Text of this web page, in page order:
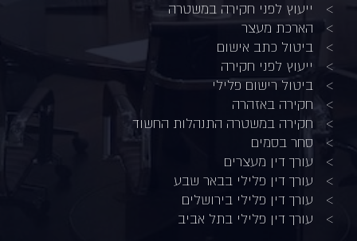
ייעוץ לפני חקירה במשטרה
הארכת מעצר
ביטול כתב אישום
ייעוץ לפני חקירה
ביטול רישום פלילי
חקירה באזהרה
חקירה במשטרה התנהלות החשוד
סחר בסמים
עורך דין מעצרים
עורך דין פלילי בבאר שבע
עורך דין פלילי בירושלים
עורך דין פלילי בתל אביב